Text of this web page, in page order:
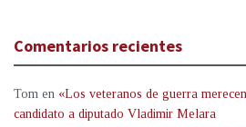
Comentarios recientes
Tom en «Los veteranos de guerra
candidato a diputado Vladimir Melara